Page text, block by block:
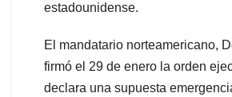
estadounidense.
El mandatario norteamericano,
firmó el 29 de enero la orden
declara una supuesta